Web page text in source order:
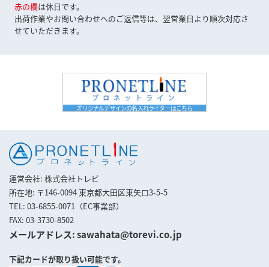
赤の欄は休日です。
出荷作業やお問い合わせへのご返信等は、翌営業日より順次対応さ
せていただきます。
オリジナルデザインの名入れライターはこちら
運営会社 株式会社トレビ
所在地 〒146-0094 東京都大田区東矢口3-5-5
TEL 03-6855-0071（EC事業部）
FAX 03-3730-8502
メールアドレス sawahata@torevi.co.jp
下記カードが取り扱い可能です。